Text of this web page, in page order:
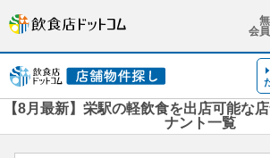
会
【8月最新】栄駅の軽飲食を出店可能な
ナント一覧